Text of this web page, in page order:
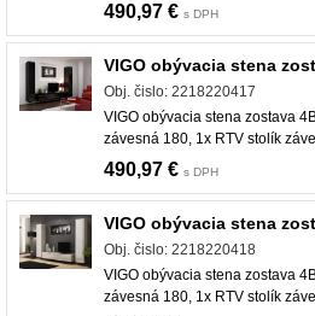
490,97 € s DPH
VIGO obývacia stena
Obj. čislo: 2218220417
VIGO obývacia stena zostava
závesná 180, 1x RTV stolík
490,97 € s DPH
VIGO obývacia stena
Obj. čislo: 2218220418
VIGO obývacia stena zostava
závesná 180, 1x RTV stolík